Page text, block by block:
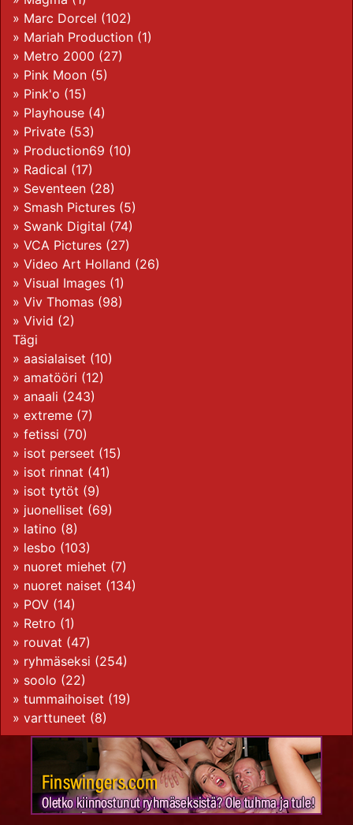
» Marc Dorcel (102)
» Mariah Production (1)
» Metro 2000 (27)
» Pink Moon (5)
» Pink'o (15)
» Playhouse (4)
» Private (53)
» Production69 (10)
» Radical (17)
» Seventeen (28)
» Smash Pictures (5)
» Swank Digital (74)
» VCA Pictures (27)
» Video Art Holland (26)
» Visual Images (1)
» Viv Thomas (98)
» Vivid (2)
Tägi
» aasialaiset (10)
» amatööri (12)
» anaali (243)
» extreme (7)
» fetissi (70)
» isot perseet (15)
» isot rinnat (41)
» isot tytöt (9)
» juonelliset (69)
» latino (8)
» lesbo (103)
» nuoret miehet (7)
» nuoret naiset (134)
» POV (14)
» Retro (1)
» rouvat (47)
» ryhmäseksi (254)
» soolo (22)
» tummaihoiset (19)
» varttuneet (8)